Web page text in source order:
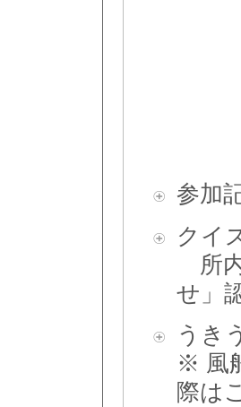
参加
クイ
所
せ」
うき
※ 風
際は